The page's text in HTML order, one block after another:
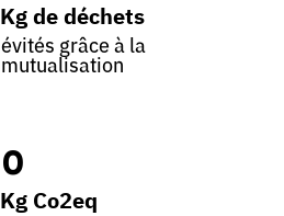
Kg de déchets
évités grâce à la
mutualisation
0
Kg Co2eq